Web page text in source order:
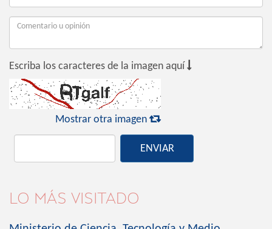
Escriba los caracteres de la imagen aquí 
Mostrar otra imagen 
ENVIAR
LO MÁS VISITADO